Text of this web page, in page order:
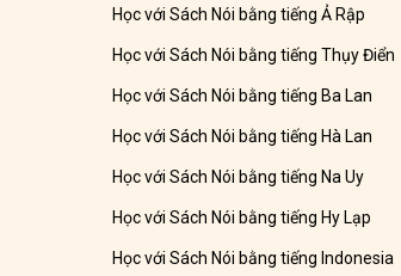
Học với Sách Nói bằng tiếng Ả Rập
Học với Sách Nói bằng tiếng Thụy Điển
Học với Sách Nói bằng tiếng Ba Lan
Học với Sách Nói bằng tiếng Hà Lan
Học với Sách Nói bằng tiếng Na Uy
Học với Sách Nói bằng tiếng Hy Lạp
Học với Sách Nói bằng tiếng Indonesia